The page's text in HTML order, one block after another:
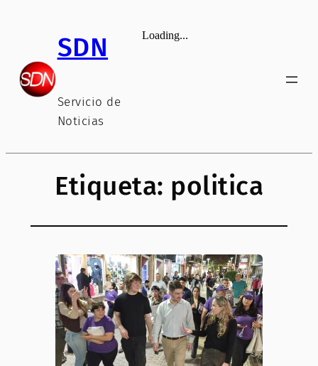
contenidoSDN
Servicio de
Noticias
Etiqueta: politica